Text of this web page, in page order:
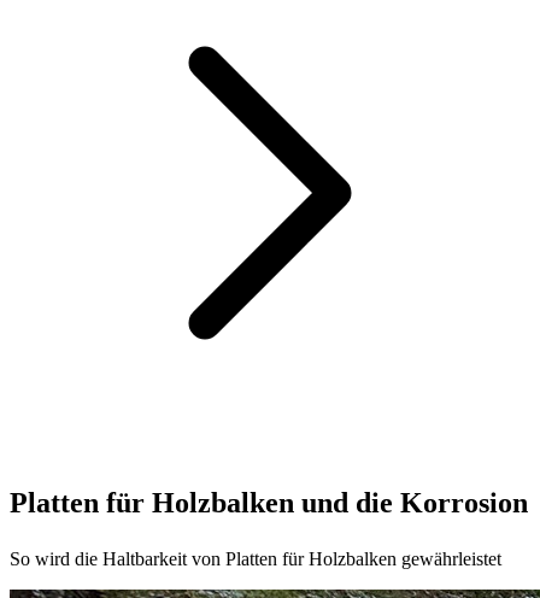
Platten für Holzbalken und die Korrosion
So wird die Haltbarkeit von Platten für Holzbalken gewährleistet